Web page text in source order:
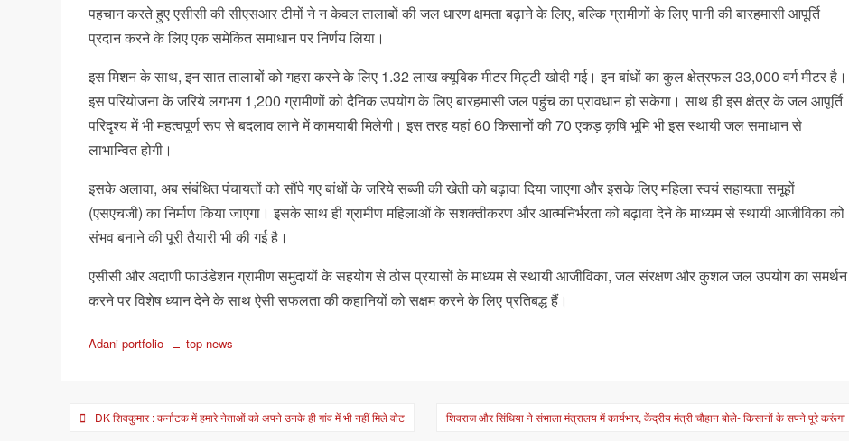
पहचान करते हुए एसीसी की सीएसआर टीमों ने न केवल तालाबों की जल धारण क्षमता बढ़ाने के लिए, बल्कि ग्रामीणों के लिए पानी की बारहमासी आपूर्ति
प्रदान करने के लिए एक समेकित समाधान पर निर्णय लिया।
इस मिशन के साथ, इन सात तालाबों को गहरा करने के लिए 1.32 लाख क्यूबिक मीटर मिट्टी खोदी गई। इन बांधों का कुल क्षेत्रफल 33,000 वर्ग मीटर है।
इस परियोजना के जरिये लगभग 1,200 ग्रामीणों को दैनिक उपयोग के लिए बारहमासी जल पहुंच का प्रावधान हो सकेगा। साथ ही इस क्षेत्र के जल आपूर्ति
परिदृश्य में भी महत्वपूर्ण रूप से बदलाव लाने में कामयाबी मिलेगी। इस तरह यहां 60 किसानों की 70 एकड़ कृषि भूमि भी इस स्थायी जल समाधान से
लाभान्वित होगी।
इसके अलावा, अब संबंधित पंचायतों को सौंपे गए बांधों के जरिये सब्जी की खेती को बढ़ावा दिया जाएगा और इसके लिए महिला स्वयं सहायता समूहों
(एसएचजी) का निर्माण किया जाएगा। इसके साथ ही ग्रामीण महिलाओं के सशक्तीकरण और आत्मनिर्भरता को बढ़ावा देने के माध्यम से स्थायी आजीविका को
संभव बनाने की पूरी तैयारी भी की गई है।
एसीसी और अदाणी फाउंडेशन ग्रामीण समुदायों के सहयोग से ठोस प्रयासों के माध्यम से स्थायी आजीविका, जल संरक्षण और कुशल जल उपयोग का समर्थन
करने पर विशेष ध्यान देने के साथ ऐसी सफलता की कहानियों को सक्षम करने के लिए प्रतिबद्ध हैं।
Adani portfolio top-news
PostDK शिवकुमार : कर्नाटक में हमारे नेताओं को अपने उनके ही गांव में भी नहीं मिले वोट शिवराज और सिंधिया ने संभाला मंत्रालय में कार्यभार, केंद्रीय मंत्री चौहान बोले- किसानों के सपने पूरे करूंगा